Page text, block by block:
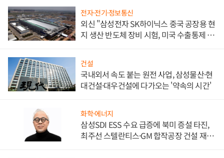
전자·전기·정보통신
외신 "삼성전자 SK하이닉스 중국 공장용 현
지 생산 반도체 장비 시험, 미국 수출통제 대
건설
국내외서 속도 붙는 원전 사업, 삼성물산·현
대건설·대우건설에 다가오는 '약속의 시간'
화학·에너지
삼성SDI ESS 수요 급증에 북미 증설 타진,
최주선 스텔란티스·GM 합작공장 건설 재추